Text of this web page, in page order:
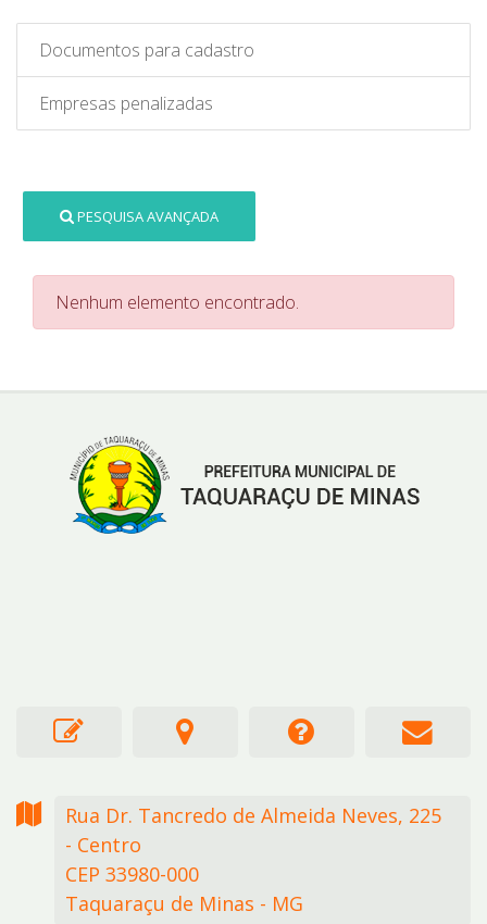
Documentos para cadastro
Empresas penalizadas
PESQUISA AVANÇADA
Nenhum elemento encontrado.
Rua Dr. Tancredo de Almeida Neves, 225
- Centro
CEP 33980-000
Taquaraçu de Minas - MG